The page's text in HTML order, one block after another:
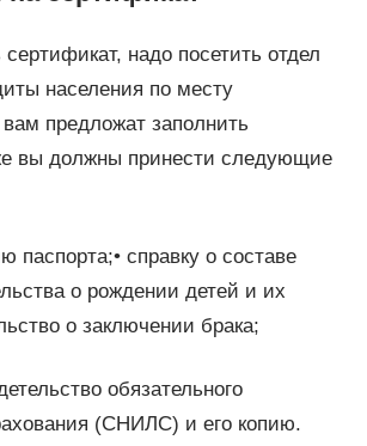
надо посетить отдел
населения по месту
предложат заполнить
вы должны принести следующие
паспорта;• справку о составе
о рождении детей и их
о заключении брака;
обязательного
(СНИЛС) и его копию.